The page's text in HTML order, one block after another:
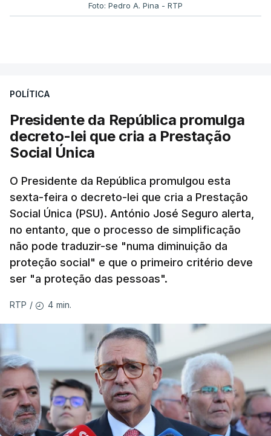
Foto: Pedro A. Pina - RTP
POLÍTICA
Presidente da República promulga
decreto-lei que cria a Prestação
Social Única
O Presidente da República promulgou esta
sexta-feira o decreto-lei que cria a Prestação
Social Única (PSU). António José Seguro alerta,
no entanto, que o processo de simplificação
não pode traduzir-se "numa diminuição da
proteção social" e que o primeiro critério deve
ser "a proteção das pessoas".
RTP / 4 min.